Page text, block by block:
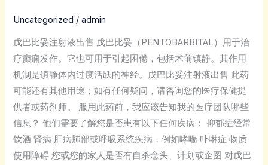
Uncategorized /admin
戊巴比妥注射液出售 戊巴比妥（PENTOBARBITAL）用于治
疗癫痫发作。它也可用于引起困倦，包括术前镇静。其作用
机制是镇静体内过度活跃的神经。戊巴比妥注射液出售 此药
可能还有其他用途；如有任何疑问，请咨询您的医疗保健提
供者或药剂师。 服用此药前，我应该告知我的医疗团队哪些
信息？ 他们需要了解您是否患有以下任何疾病： 抑郁症经常
饮酒 肾病 肝病肺部或呼吸系统疾病，例如哮喘 卟啉症 物质
使用障碍 您或您的家人是否有自杀念头、计划或企图 对戊巴
妥
注
射
液
出
售